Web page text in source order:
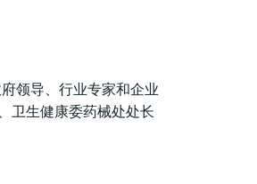
领导、行业专家和企业
卫生健康委药械处处长